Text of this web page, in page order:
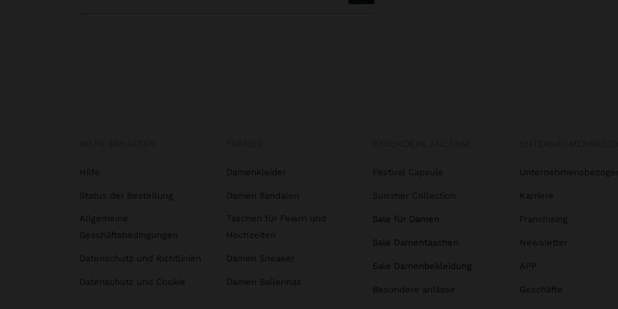
Hilfe
Status der Bestellung
Allgemeine
Geschäftsbedingungen
Datenschutz und Richtlinien
Datenschutz und Cookie
Damenkleider
Damen Sandalen
Taschen für Feiern und
Hochzeiten
Damen Sneaker
Damen Ballerinas
Festival Capsule
Summer Collection
Sale für Damen
Sale Damentaschen
Sale Damenbekleidung
Besondere anlässe
Karriere
Franchising
Newsletter
APP
Geschäfte